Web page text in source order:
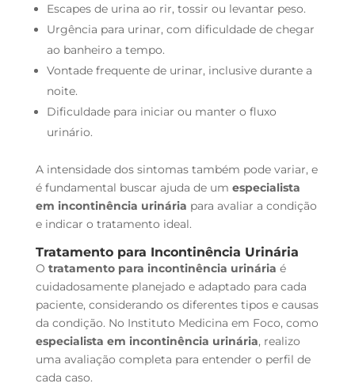
Escapes de urina ao rir, tossir ou levantar peso.
Urgência para urinar, com dificuldade de chegar
ao banheiro a tempo.
Vontade frequente de urinar, inclusive durante a
noite.
Dificuldade para iniciar ou manter o fluxo
urinário.
A intensidade dos sintomas também pode variar, e
é fundamental buscar ajuda de um especialista
em incontinência urinária para avaliar a condição
e indicar o tratamento ideal.
Tratamento para Incontinência Urinária
O tratamento para incontinência urinária é
cuidadosamente planejado e adaptado para cada
paciente, considerando os diferentes tipos e causas
da condição. No Instituto Medicina em Foco, como
especialista em incontinência urinária, realizo
uma avaliação completa para entender o perfil de
cada caso.